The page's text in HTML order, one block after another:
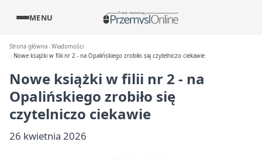
MENU
Strona główna Wiadomości
Nowe książki w filii nr 2 - na Opalińskiego zrobiło się czytelniczo ciekawie
Nowe książki w filii nr 2 - na
Opalińskiego zrobiło się
czytelniczo ciekawie
26 kwietnia 2026